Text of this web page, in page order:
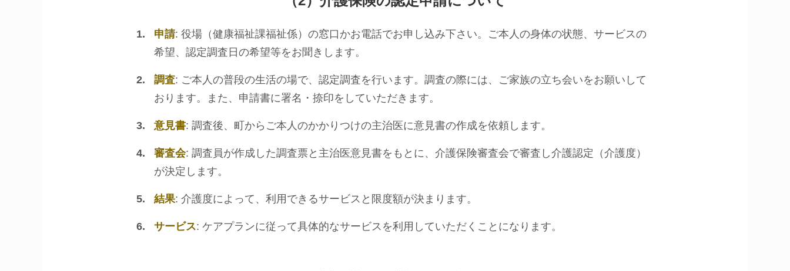
申請: 役場（健康福祉課福祉係）の窓口かお電話でお申し込み下さい。ご本人の身体の状態、サービスの
希望、認定調査日の希望等をお聞きします。
調査: ご本人の普段の生活の場で、認定調査を行います。調査の際には、ご家族の立ち会いをお願いして
おります。また、申請書に署名・捺印をしていただきます。
意見書: 調査後、町からご本人のかかりつけの主治医に意見書の作成を依頼します。
審査会: 調査員が作成した調査票と主治医意見書をもとに、介護保険審査会で審査し介護認定（介護度）
が決定します。
結果: 介護度によって、利用できるサービスと限度額が決まります。
サービス: ケアプランに従って具体的なサービスを利用していただくことになります。